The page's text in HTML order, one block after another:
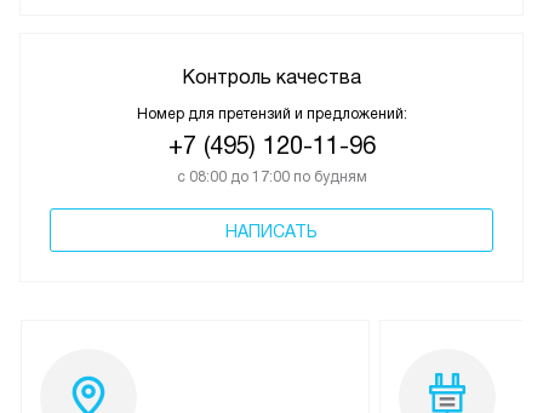
Контроль качества
Номер для претензий и предложений:
+7 (495) 120-11-96
с 08:00 до 17:00 по будням
НАПИСАТЬ